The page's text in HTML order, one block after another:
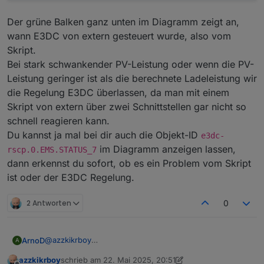
Der grüne Balken ganz unten im Diagramm zeigt an,
wann E3DC von extern gesteuert wurde, also vom
Skript.
Bei stark schwankender PV-Leistung oder wenn die PV-
Leistung geringer ist als die berechnete Ladeleistung wir
die Regelung E3DC überlassen, da man mit einem
Skript von extern über zwei Schnittstellen gar nicht so
schnell reagieren kann.
Du kannst ja mal bei dir auch die Objekt-ID e3dc-
rscp.0.EMS.STATUS_7 im Diagramm anzeigen lassen,
dann erkennst du sofort, ob es ein Problem vom Skript
ist oder der E3DC Regelung.
2 Antworten 0
A ArnoD@azzkikrboy
azzkikrboyschrieb am 22. Mai 2025, 20:51